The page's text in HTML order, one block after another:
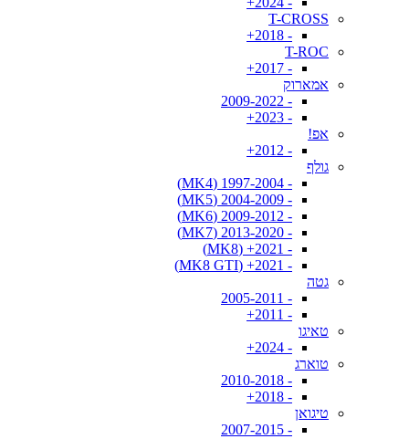
T-CROSS
- 2018+
T-ROC
- 2017+
אמארוק
- 2009-2022
- 2023+
אפ!
- 2012+
גולף
- 1997-2004 (MK4)
- 2004-2009 (MK5)
- 2009-2012 (MK6)
- 2013-2020 (MK7)
- 2021+ (MK8)
- 2021+ (MK8 GTI)
גטה
- 2005-2011
- 2011+
טאיגו
- 2024+
טוארג
- 2010-2018
- 2018+
טיגואן
- 2007-2015